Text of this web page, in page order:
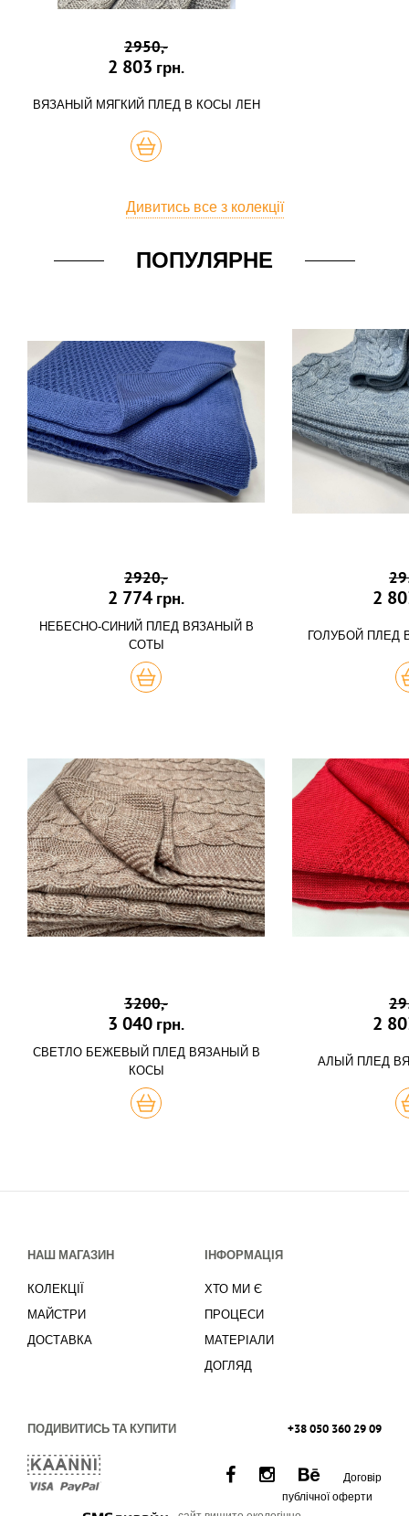
2950,-
2 803 грн.
ВЯЗАНЫЙ МЯГКИЙ ПЛЕД В КОСЫ ЛЕН
КУПИТЬ
Дивитись все з колекції
ПОПУЛЯРНЕ
2920,-
2 774 грн.
НЕБЕСНО-СИНИЙ ПЛЕД ВЯЗАНЫЙ В
СОТЫ
КУПИТЬ
2
ГОЛУБОЙ ПЛЕД
3200,-
3 040 грн.
СВЕТЛО БЕЖЕВЫЙ ПЛЕД ВЯЗАНЫЙ В
КОСЫ
КУПИТЬ
2
АЛЫЙ ПЛЕД
НАШ МАГАЗИН
КОЛЕКЦІЇ
МАЙСТРИ
ДОСТАВКА
ІНФОРМАЦІЯ
ХТО МИ Є
ПРОЦЕСИ
МАТЕРІАЛИ
ДОГЛЯД
ПОДИВИТИСЬ ТА КУПИТИ +38 050 360 29 09
Договір
публічної оферти